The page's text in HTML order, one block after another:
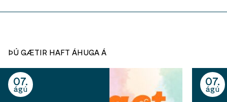
ÞÚ GÆTIR HAFT ÁHUGA Á
07
ágú
07
ágú